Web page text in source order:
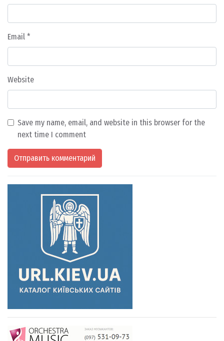
Email *
Website
Save my name, email, and website in this browser for the
next time I comment